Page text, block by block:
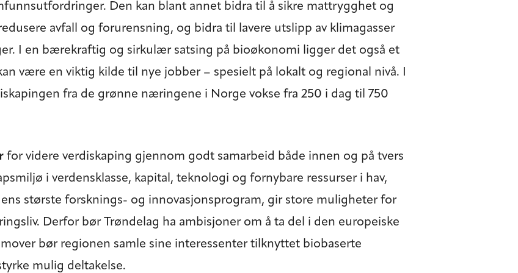
Den kan blant annet bidra til å sikre mattrygghet og
avfall og forurensning, og bidra til lavere utslipp av klimagasser
I en bærekraftig og sirkulær satsing på bioøkonomi ligger det også et
være en viktig kilde til nye jobber – spesielt på lokalt og regional nivå. I
fra de grønne næringene i Norge vokse fra 250 i dag til 750
for videre verdiskaping gjennom godt samarbeid både innen og på tvers
i verdensklasse, kapital, teknologi og fornybare ressurser i hav,
største forsknings- og innovasjonsprogram, gir store muligheter for
Derfor bør Trøndelag ha ambisjoner om å ta del i den europeiske
bør regionen samle sine interessenter tilknyttet biobaserte
mulig deltakelse.